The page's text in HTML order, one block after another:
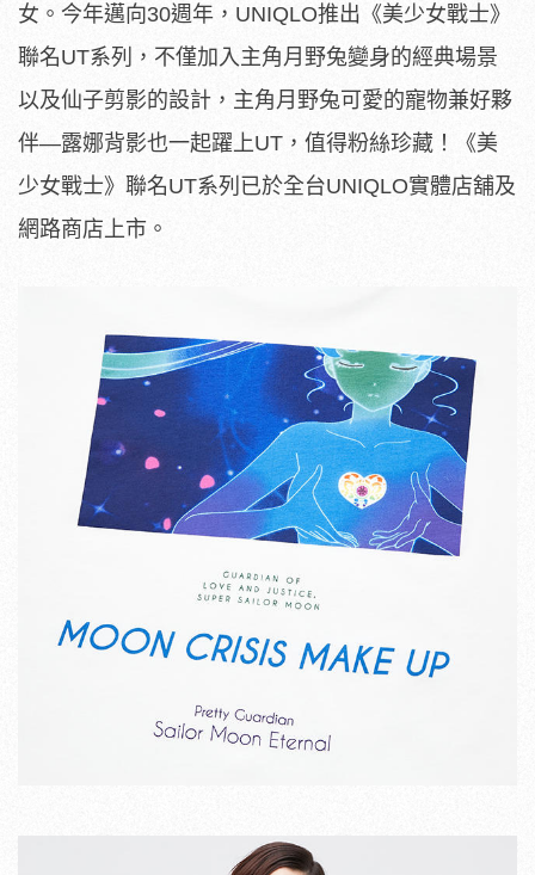
女。今年邁向30週年，UNIQLO推出《美少女戰士》
聯名UT系列，不僅加入主角月野兔變身的經典場景
以及仙子剪影的設計，主角月野兔可愛的寵物兼好夥
伴—露娜背影也一起躍上UT，值得粉絲珍藏！《美
少女戰士》聯名UT系列已於全台UNIQLO實體店舖及
網路商店上市。